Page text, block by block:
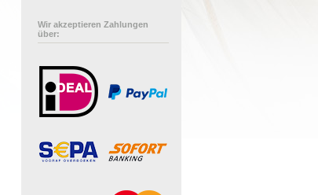
Wir akzeptieren Zahlungen
über: